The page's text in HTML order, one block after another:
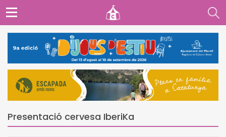
Presentació cervesa IberiKa